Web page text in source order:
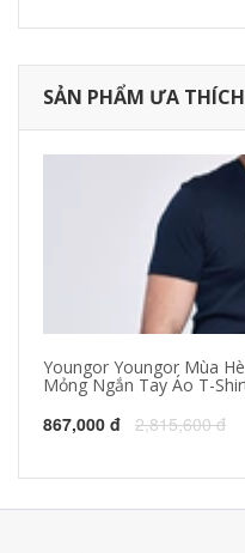
SẢN PHẨM ƯA THÍCH
Youngor Youngor Mùa
Mỏng Ngắn Tay Áo T-
867,000 đ 2,815,600 đ